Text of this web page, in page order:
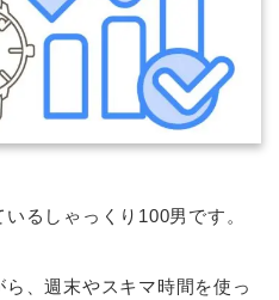
るしゃっくり100男です。
、週末やスキマ時間を使っ